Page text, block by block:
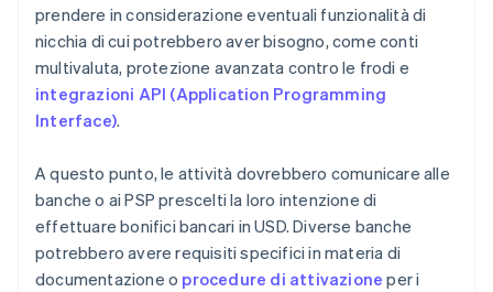
prendere in considerazione eventuali funzionalità di
nicchia di cui potrebbero aver bisogno, come conti
multivaluta, protezione avanzata contro le frodi e
integrazioni API (Application Programming
Interface).
A questo punto, le attività dovrebbero comunicare alle
banche o ai PSP prescelti la loro intenzione di
effettuare bonifici bancari in USD. Diverse banche
potrebbero avere requisiti specifici in materia di
documentazione o procedure di attivazione per i